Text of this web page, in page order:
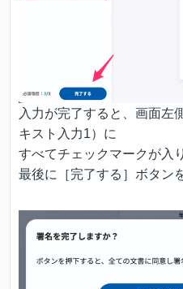
入力が完了すると、画面左
キスト入力1）に
すべてチェックマークが入
最後に［完了する］ボタン